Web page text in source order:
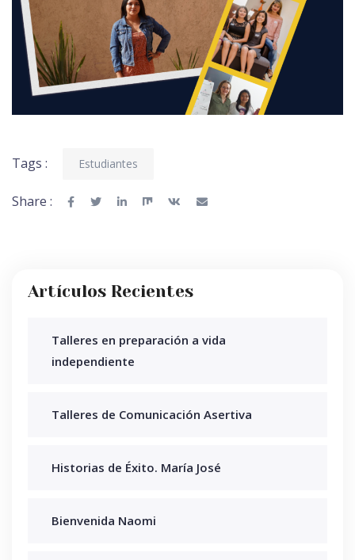
Tags : Estudiantes
Share :
Artículos Recientes
Talleres en preparación a vida
independiente
Talleres de Comunicación Asertiva
Historias de Éxito. María José
Bienvenida Naomi